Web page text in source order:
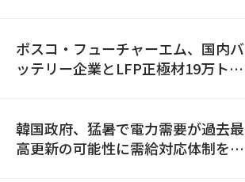
ポスコ・フューチャーエム、国内バ
ッテリー企業とLFP正極材19万トン
韓国政府、猛暑で電力需要が過去最
高更新の可能性に需給対応体制を点